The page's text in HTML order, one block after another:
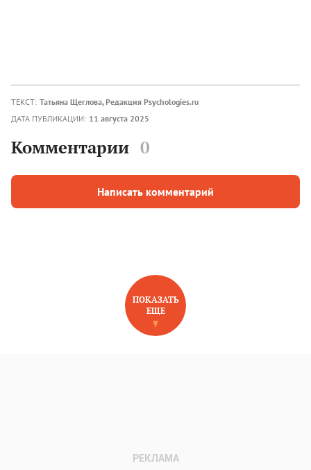
ТЕКСТ: Татьяна Щеглова,Редакция Psychologies.ru
ДАТА ПУБЛИКАЦИИ: 11 августа 2025
Комментарии 0
Написать комментарий
НОВОЕ НА САЙТЕ
ПОКАЗАТЬ
ЕЩЕ